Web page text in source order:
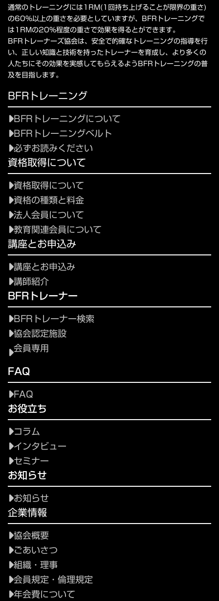
通常のトレーニングには1RM(1回持ち上げることが限界の重さ)
の60%以上の重さを必要としていますが、BFRトレーニングで
は1RMの20%程度の重さで効果を得るとができます。
BFRトレーナーズ協会は、安全で的確なトレーニングの指導を行
い、正しい知識と技術を持ったトレーナーを育成し、より多くの
人たちにその効果を実感してもらえるようBFRトレーニングの普
及を目指します。
BFRトレーニング
BFRトレーニングについて
BFRトレーニングベルト
必ずお読みください
資格取得について
資格取得について
資格の種類と料金
法人会員について
教育関連会員について
講座とお申込み
講座とお申込み
講師紹介
BFRトレーナー
BFRトレーナー検索
協会認定施設
会員専用
FAQ
FAQ
お役立ち
コラム
インタビュー
セミナー
お知らせ
お知らせ
企業情報
協会概要
ごあいさつ
組織・理事
会員規定・倫理規定
年会費について